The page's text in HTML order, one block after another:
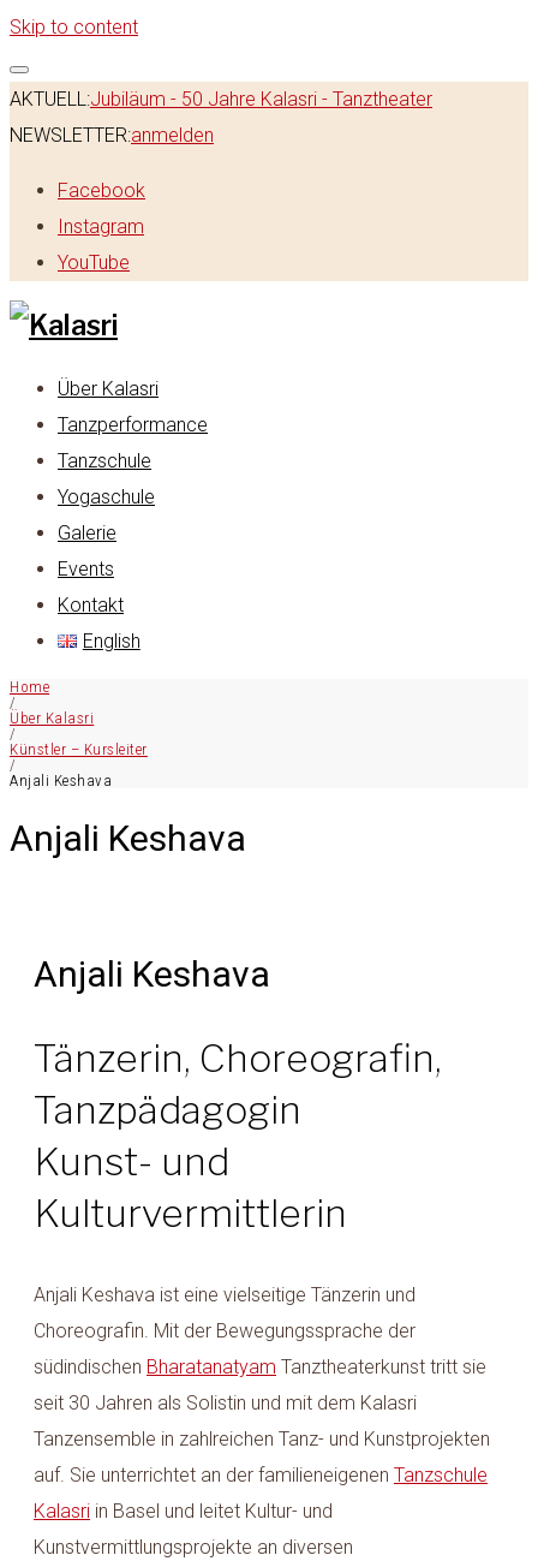
Skip to content
AKTUELL:Jubiläum - 50 Jahre Kalasri - Tanztheater
NEWSLETTER:anmelden
Facebook
Instagram
YouTube
Über Kalasri
Tanzperformance
Tanzschule
Yogaschule
Galerie
Events
Kontakt
English
Home
/
Über Kalasri
/
Künstler – Kursleiter
/
Anjali Keshava
Anjali Keshava
Anjali Keshava
Tänzerin, Choreografin,
Tanzpädagogin
Kunst- und
Kulturvermittlerin
Anjali Keshava ist eine vielseitige Tänzerin und
Choreografin. Mit der Bewegungssprache der
südindischen Bharatanatyam Tanztheaterkunst tritt sie
seit 30 Jahren als Solistin und mit dem Kalasri
Tanzensemble in zahlreichen Tanz- und Kunstprojekten
auf. Sie unterrichtet an der familieneigenen Tanzschule
Kalasri in Basel und leitet Kultur- und
Kunstvermittlungsprojekte an diversen